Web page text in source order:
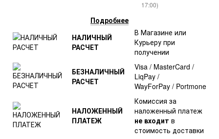
17:00)
Подробнее
НАЛИЧНЫЙ
РАСЧЕТ
В Магазине или
Курьеру при
получении
БЕЗНАЛИЧНЫЙ
РАСЧЕТ
Visa / MasterCard /
LiqPay /
WayForPay / Portmone
НАЛОЖЕННЫЙ
ПЛАТЕЖ
Комиссия за
наложенный платеж
не входит в
стоимость доставки